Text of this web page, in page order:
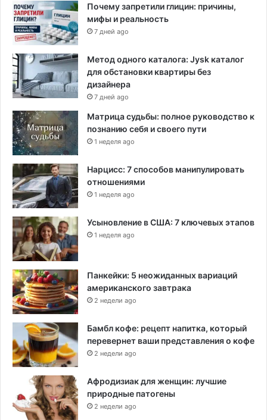
Почему запретили глицин: причины,
мифы и реальность
7 дней ago
Метод одного каталога: Jysk каталог
для обстановки квартиры без
дизайнера
7 дней ago
Матрица судьбы: полное руководство к
познанию себя и своего пути
1 неделя ago
Нарцисс: 7 способов манипулировать
отношениями
1 неделя ago
Усыновление в США: 7 ключевых этапов
1 неделя ago
Панкейки: 5 неожиданных вариаций
американского завтрака
2 недели ago
Бамбл кофе: рецепт напитка, который
перевернет ваши представления о кофе
2 недели ago
Афродизиак для женщин: лучшие
природные патогены
2 недели ago